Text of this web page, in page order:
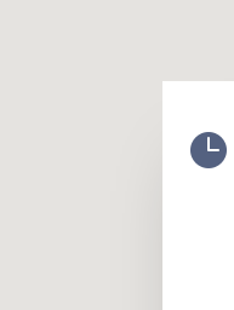
